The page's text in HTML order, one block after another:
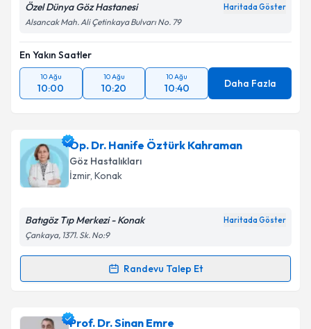
Özel Dünya Göz Hastanesi Haritada Göster
Alsancak Mah. Ali Çetinkaya Bulvarı No. 79
En Yakın Saatler
10 Ağu
10:00
10 Ağu
10:20
10 Ağu
10:40 Daha Fazla
Op. Dr. Hanife Öztürk Kahraman
Göz Hastalıkları
İzmir, Konak
Batıgöz Tıp Merkezi - Konak Haritada Göster
Çankaya, 1371. Sk. No:9
Randevu Talep Et
Randevu Takvimi Talebi
Op. Dr. Hanife Öztürk Kahraman
Prof. Dr. Sinan Emre